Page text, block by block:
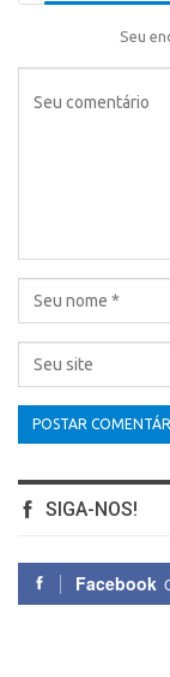
Seu
SIGA-NOS!
Facebook